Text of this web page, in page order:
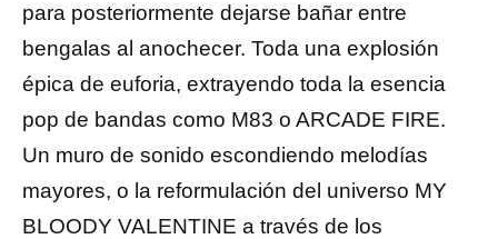
para posteriormente dejarse bañar entre
bengalas al anochecer. Toda una explosión
épica de euforia, extrayendo toda la esencia
pop de bandas como M83 o ARCADE FIRE.
Un muro de sonido escondiendo melodías
mayores, o la reformulación del universo MY
BLOODY VALENTINE a través de los